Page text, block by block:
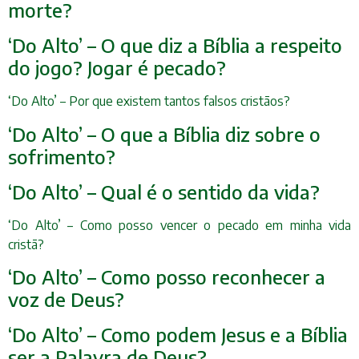
morte?
‘Do Alto’ – O que diz a Bíblia a respeito
do jogo? Jogar é pecado?
‘Do Alto’ – Por que existem tantos falsos cristãos?
‘Do Alto’ – O que a Bíblia diz sobre o
sofrimento?
‘Do Alto’ – Qual é o sentido da vida?
‘Do Alto’ – Como posso vencer o pecado em minha vida
cristã?
‘Do Alto’ – Como posso reconhecer a
voz de Deus?
‘Do Alto’ – Como podem Jesus e a Bíblia